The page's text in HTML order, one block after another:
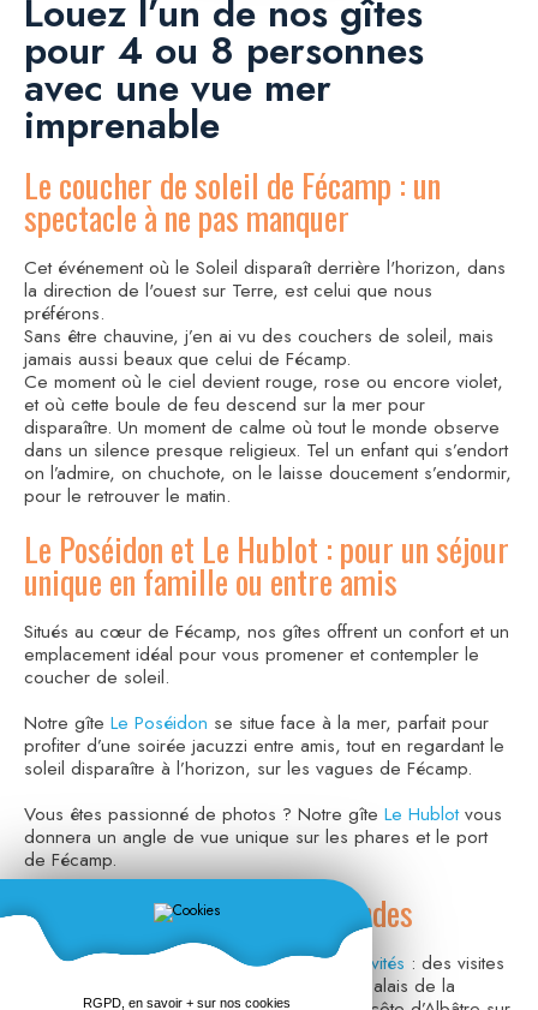
Louez l’un de nos gîtes
pour 4 ou 8 personnes
avec une vue mer
imprenable
Le coucher de soleil de Fécamp : un
spectacle à ne pas manquer
Cet événement où le Soleil disparaît derrière l'horizon, dans
la direction de l'ouest sur Terre, est celui que nous
préférons.
Sans être chauvine, j’en ai vu des couchers de soleil, mais
jamais aussi beaux que celui de Fécamp.
Ce moment où le ciel devient rouge, rose ou encore violet,
et où cette boule de feu descend sur la mer pour
disparaître. Un moment de calme où tout le monde observe
dans un silence presque religieux. Tel un enfant qui s’endort
on l’admire, on chuchote, on le laisse doucement s’endormir,
pour le retrouver le matin.
Le Poséidon et Le Hublot : pour un séjour
unique en famille ou entre amis
Situés au cœur de Fécamp, nos gîtes offrent un confort et un
emplacement idéal pour vous promener et contempler le
coucher de soleil.
Notre gîte Le Poséidon se situe face à la mer, parfait pour
profiter d’une soirée jacuzzi entre amis, tout en regardant le
soleil disparaître à l’horizon, sur les vagues de Fécamp.
Vous êtes passionné de photos ? Notre gîte Le Hublotvous
donnera un angle de vue unique sur les phares et le port
de Fécamp.
Balades sur les côtes normandes
La ville de Fécamp offre unemultitude d’activités : des visites
culturelles au musée des Pêcheries ou au Palais de la
RGPD, en savoir + sur nos cookies